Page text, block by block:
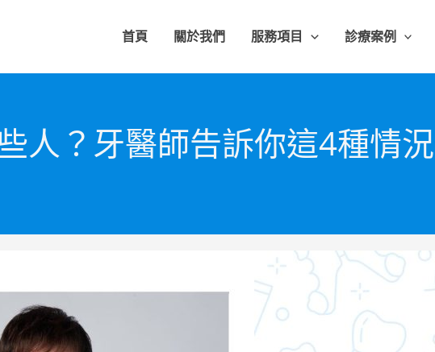
首頁 關於我們 服務項目 診療案例
人？牙醫師告訴你這4種情